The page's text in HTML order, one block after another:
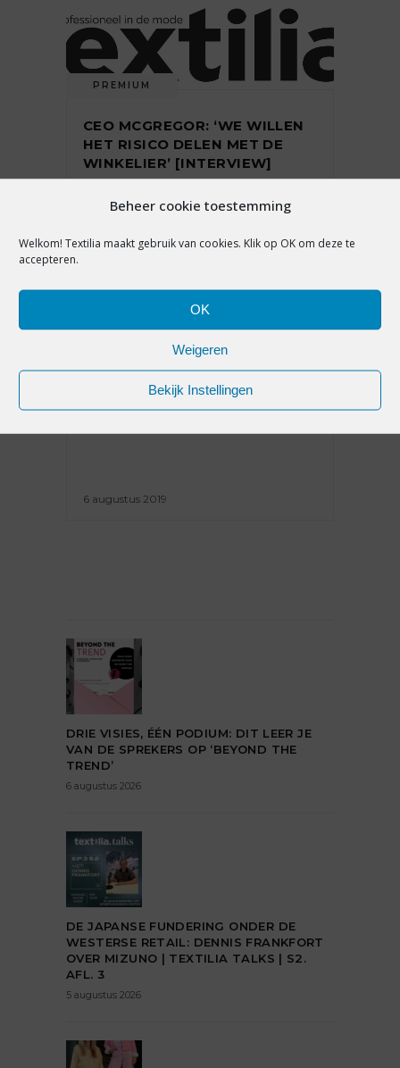
Beheer cookie toestemming
Welkom! Textilia maakt gebruik van cookies. Klik op OK om deze te
accepteren.
OK
Weigeren
Bekijk Instellingen
PREMIUM
CEO MCGREGOR: ‘WE WILLEN
HET RISICO DELEN MET DE
WINKELIER’ [INTERVIEW]
PREMIUM
‘WAT IK INKOOP, MOET IK
6 augustus 2019
DRIE VISIES, ÉÉN PODIUM: DIT LEER JE
VAN DE SPREKERS OP ‘BEYOND THE
TREND’
6 augustus 2026
DE JAPANSE FUNDERING ONDER DE
WESTERSE RETAIL: DENNIS FRANKFORT
OVER MIZUNO | TEXTILIA TALKS | S2.
AFL. 3
5 augustus 2026